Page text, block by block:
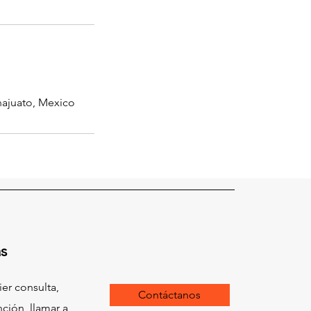
Mexico
consulta,
llamar a
Contáctanos